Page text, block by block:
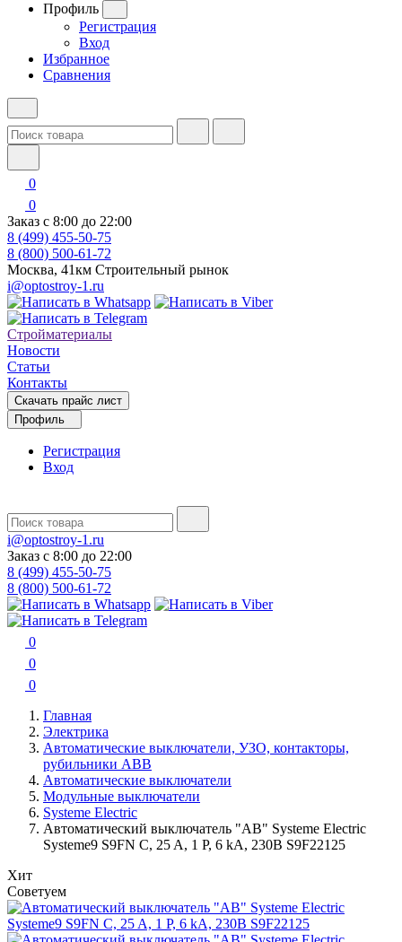
Профиль
Регистрация
Вход
Избранное
Сравнения
0
0
Заказ с 8:00 до 22:00
8 (499) 455-50-75
8 (800) 500-61-72
Москва, 41км Строительный рынок
i@optostroy-1.ru
Стройматериалы
Новости
Статьи
Контакты
Скачать прайс лист
Профиль
Регистрация
Вход
i@optostroy-1.ru
Заказ с 8:00 до 22:00
8 (499) 455-50-75
8 (800) 500-61-72
0
0
0
Главная
Электрика
Автоматические выключатели, УЗО, контакторы,
рубильники ABB
Автоматические выключатели
Модульные выключатели
Systeme Electric
Автоматический выключатель "АВ" Systeme Electric
Systeme9 S9FN C, 25 A, 1 P, 6 kA, 230В S9F22125
Хит
Советуем